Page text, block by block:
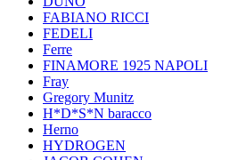
FABIANO RICCI
FEDELI
Ferre
FINAMORE 1925 NAPOLI
Fray
Gregory Munitz
H*D*S*N baracco
Herno
HYDROGEN